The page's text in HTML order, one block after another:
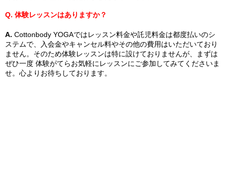
Q. 体験レッスンはありますか？
A. Cottonbody YOGAではレッスン料金や託児料金は都度払いのシ
ステムで、入会金やキャンセル料やその他の費用はいただいており
ません。そのため体験レッスンは特に設けておりませんが、まずは
ぜひ一度 体験がてらお気軽にレッスンにご参加してみてくださいま
せ。心よりお待ちしております。